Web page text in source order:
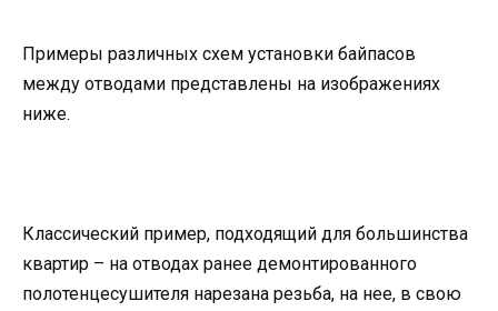
Примеры различных схем установки байпасов
между отводами представлены на изображениях
ниже.
Классический пример, подходящий для большинства
квартир – на отводах ранее демонтированного
полотенцесушителя нарезана резьба, на нее, в свою